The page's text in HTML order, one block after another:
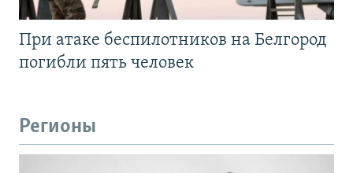
При атаке беспилотников на Белгород
погибли пять человек
Регионы